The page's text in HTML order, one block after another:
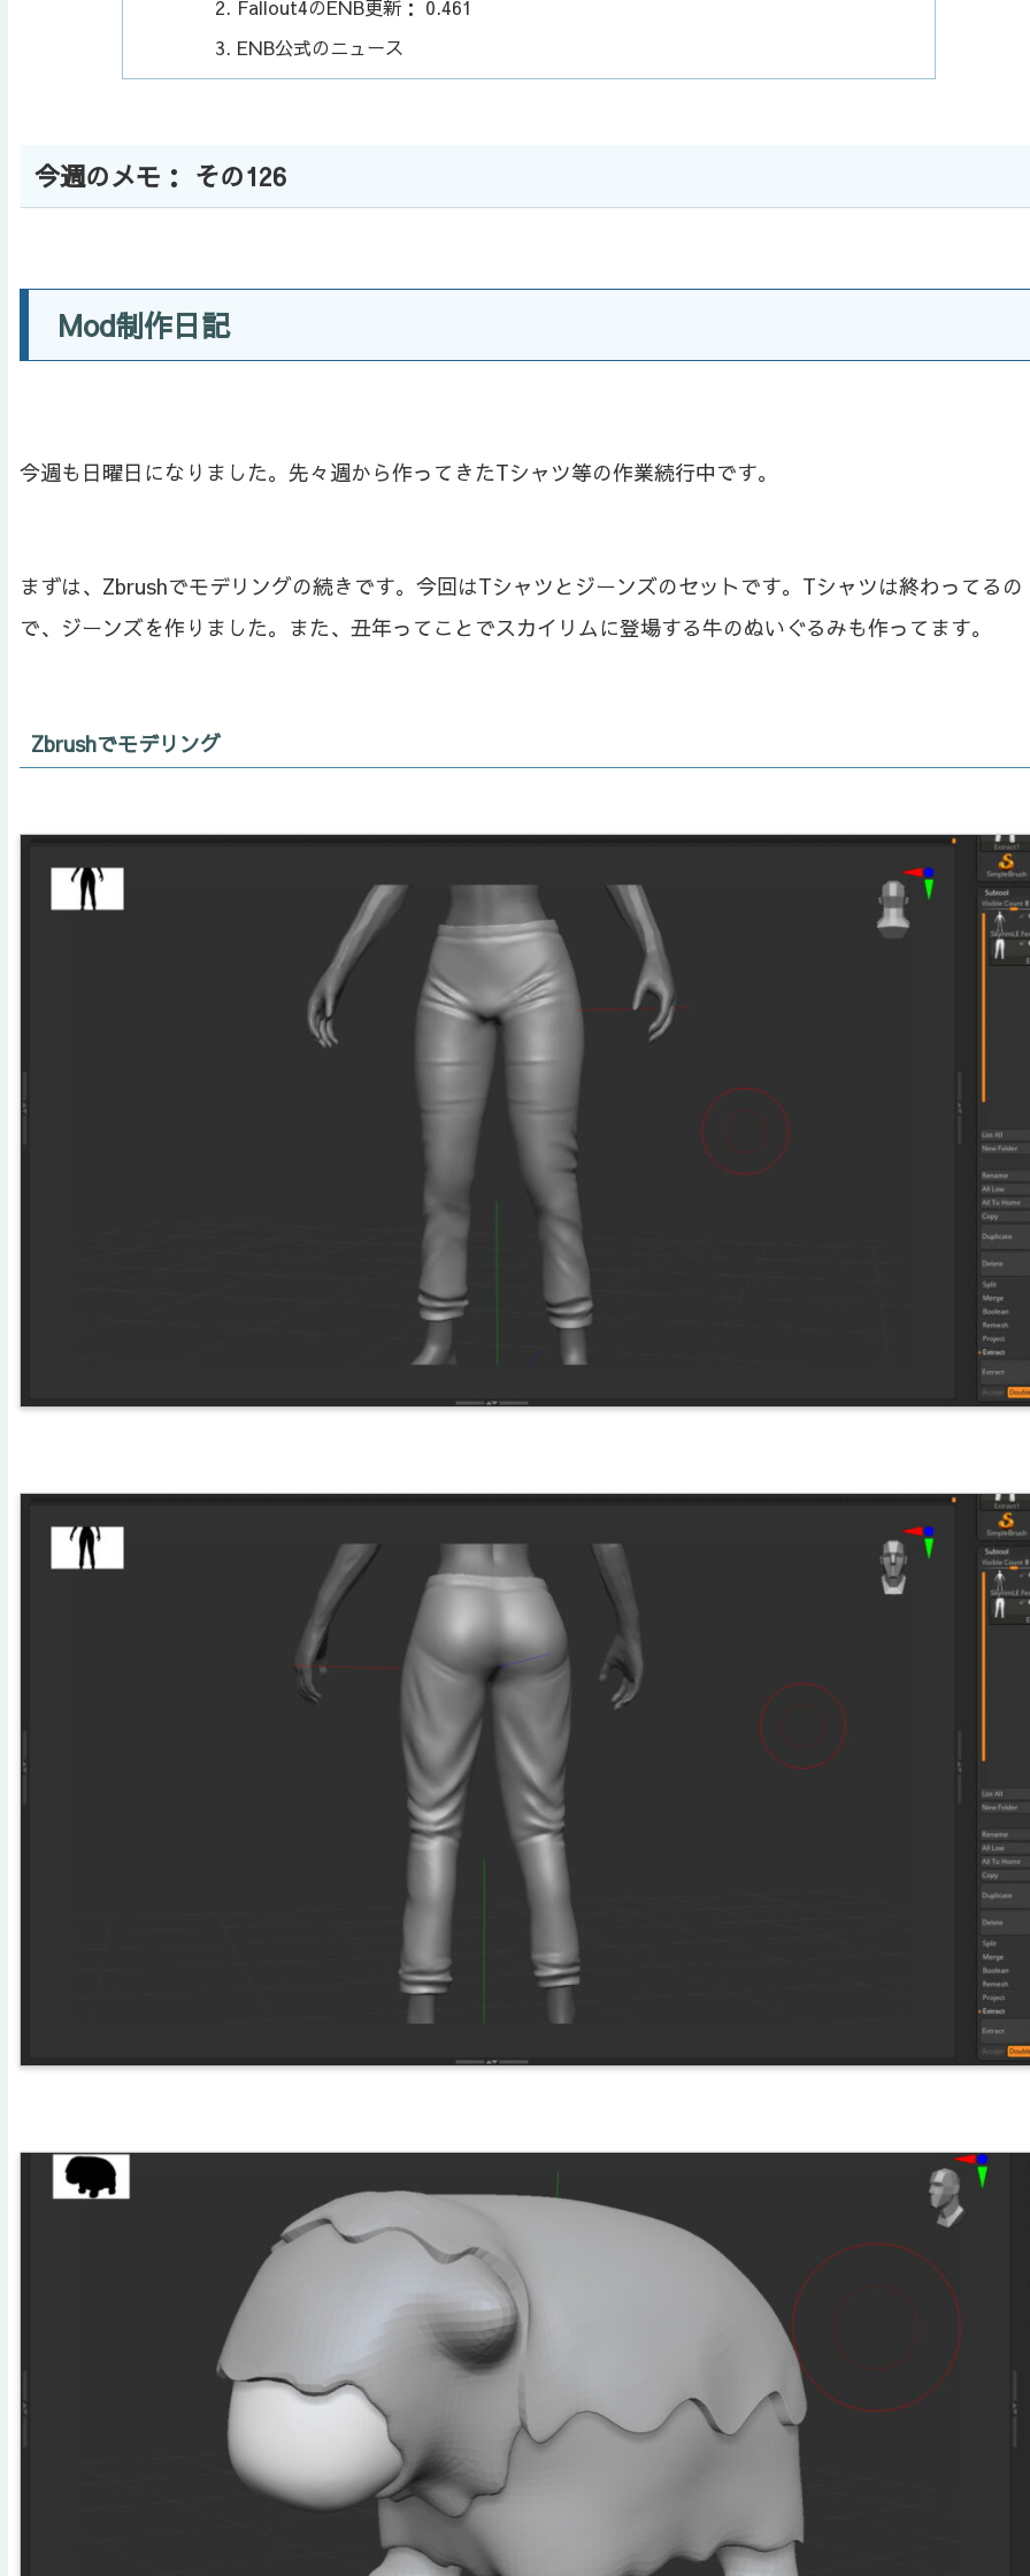
Fallout4のENB更新： 0.461
ENB公式のニュース
今週のメモ： その126
Mod制作日記
今週も日曜日になりました。先々週から作ってきたTシャツ等の作業続行中です。
まずは、Zbrushでモデリングの続きです。今回はTシャツとジーンズのセットです。Tシャツは終わってるの
で、ジーンズを作りました。また、丑年ってことでスカイリムに登場する牛のぬいぐるみも作ってます。
Zbrushでモデリング